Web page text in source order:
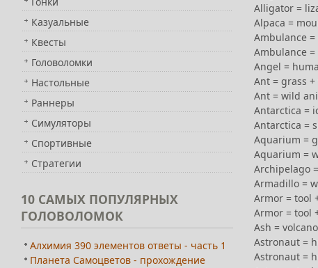
Alligator =
Alpaca =
Ambulance
Ambulance
Angel =
Ant = grass
Ant = wild
Antarctica =
Antarctica =
Aquarium =
Aquarium =
Archipelago
Armadillo =
Armor = tool
Armor = tool
Ash =
Astronaut =
Astronaut =
Казуальные
Квесты
Головоломки
Настольные
Раннеры
Симуляторы
Спортивные
Стратегии
10 САМЫХ ПОПУЛЯРНЫХ
ГОЛОВОЛОМОК
Алхимия 390 элементов ответы - часть 1
Планета Самоцветов - прохождение